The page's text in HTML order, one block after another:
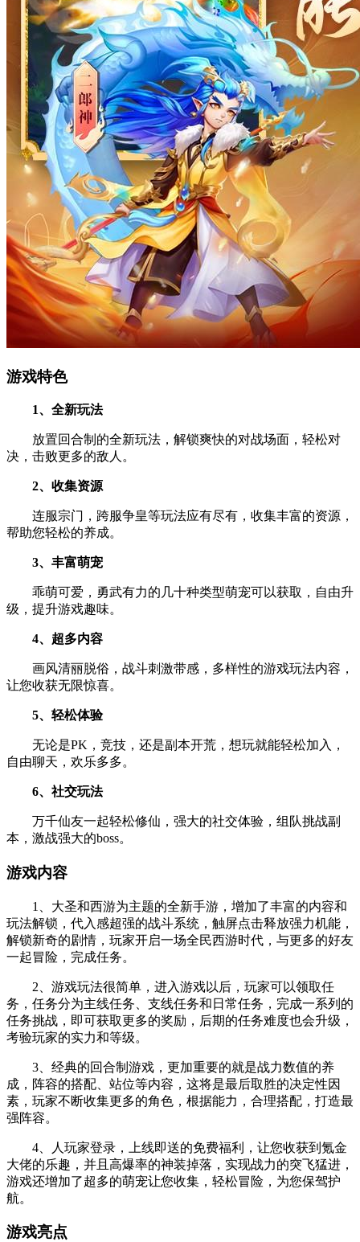
游戏特色
1、全新玩法
放置回合制的全新玩法，解锁爽快的对战场面，轻松对
决，击败更多的敌人。
2、收集资源
连服宗门，跨服争皇等玩法应有尽有，收集丰富的资源，
帮助您轻松的养成。
3、丰富萌宠
乖萌可爱，勇武有力的几十种类型萌宠可以获取，自由升
级，提升游戏趣味。
4、超多内容
画风清丽脱俗，战斗刺激带感，多样性的游戏玩法内容，
让您收获无限惊喜。
5、轻松体验
无论是PK，竞技，还是副本开荒，想玩就能轻松加入，
自由聊天，欢乐多多。
6、社交玩法
万千仙友一起轻松修仙，强大的社交体验，组队挑战副
本，激战强大的boss。
游戏内容
1、大圣和西游为主题的全新手游，增加了丰富的内容和
玩法解锁，代入感超强的战斗系统，触屏点击释放强力机能，
解锁新奇的剧情，玩家开启一场全民西游时代，与更多的好友
一起冒险，完成任务。
2、游戏玩法很简单，进入游戏以后，玩家可以领取任
务，任务分为主线任务、支线任务和日常任务，完成一系列的
任务挑战，即可获取更多的奖励，后期的任务难度也会升级，
考验玩家的实力和等级。
3、经典的回合制游戏，更加重要的就是战力数值的养
成，阵容的搭配、站位等内容，这将是最后取胜的决定性因
素，玩家不断收集更多的角色，根据能力，合理搭配，打造最
强阵容。
4、人玩家登录，上线即送的免费福利，让您收获到氪金
大佬的乐趣，并且高爆率的神装掉落，实现战力的突飞猛进，
游戏还增加了超多的萌宠让您收集，轻松冒险，为您保驾护
航。
游戏亮点